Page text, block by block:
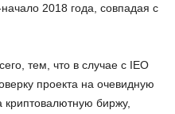
2018 года, совпадая с
тем, что в случае с IEO
проекта на очевидную
биржу,